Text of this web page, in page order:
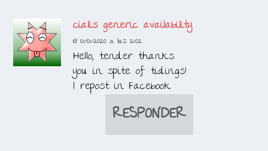
cialis generic availability
el 01/01/2020 a las 21:02
Hello, tender thanks
you in spite of tidings!
I repost in Facebook
RESPONDER